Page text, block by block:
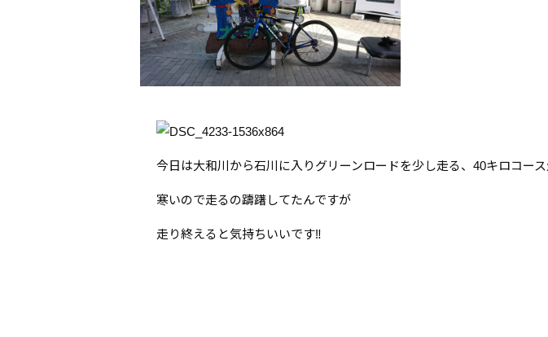
今日は大和川から石川に入りグリーンロードを少し走る、40キロコース
寒いので走るの躊躇してたんですが
走り終えると気持ちいいです‼️